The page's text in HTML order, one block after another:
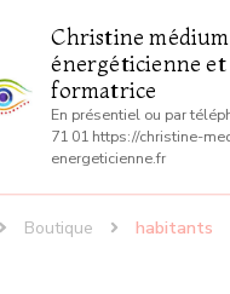
Christine médium
énergéticienne et
formatrice
En présentiel ou par
71 01 https://christine-
energeticienne.fr
Boutique habitants